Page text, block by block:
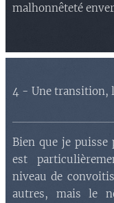
malhonnêteté
4 - Une transition,
Bien que je
est
niveau de
autres, mais le